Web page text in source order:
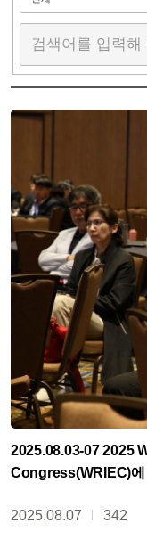
2025.08.03-07 2025
Congress(WRIEC)
2025.08.07 342